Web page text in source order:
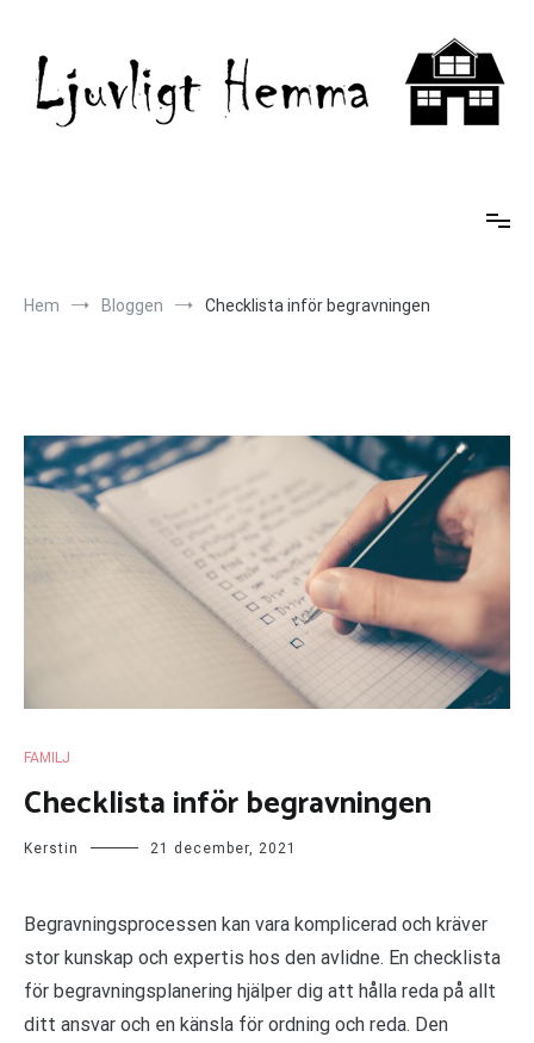
innehåll
Hem Bloggen Checklista inför begravningen
FAMILJ
Checklista inför begravningen
Kerstin 21 december, 2021
Begravningsprocessen kan vara komplicerad och kräver
stor kunskap och expertis hos den avlidne. En checklista
för begravningsplanering hjälper dig att hålla reda på allt
ditt ansvar och en känsla för ordning och reda. Den